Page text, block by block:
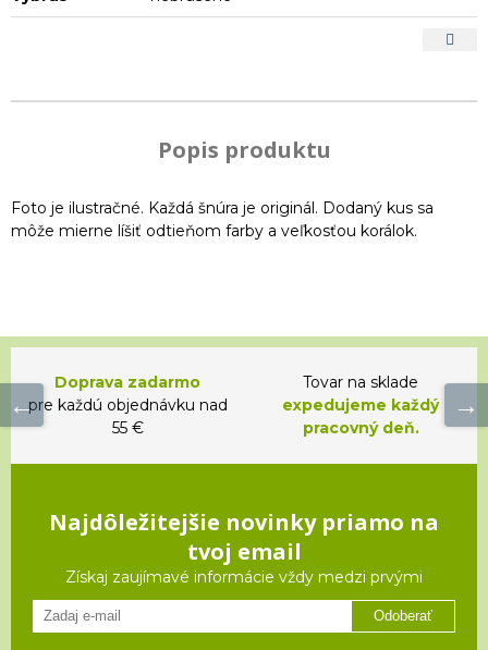
Popis produktu
Foto je ilustračné. Každá šnúra je originál. Dodaný kus sa
môže mierne líšiť odtieňom farby a veľkosťou korálok.
Doprava zadarmo
pre každú objednávku nad
55 €
Tovar na sklade
expedujeme každý
pracovný deň.
Najdôležitejšie novinky priamo na
tvoj email
Získaj zaujímavé informácie vždy medzi prvými
Odoberať